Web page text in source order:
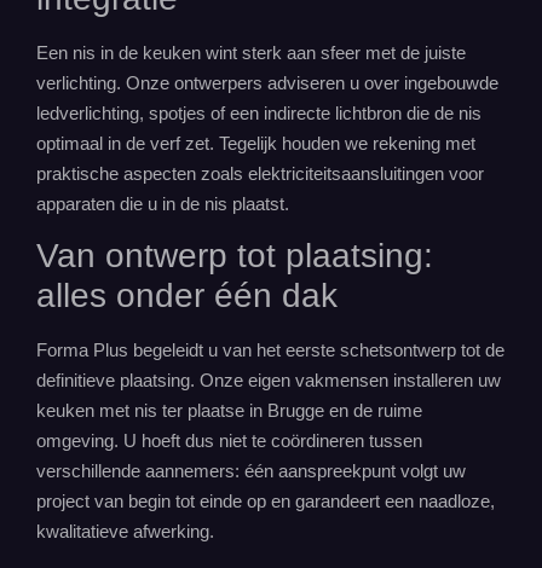
Een nis in de keuken wint sterk aan sfeer met de juiste
verlichting. Onze ontwerpers adviseren u over ingebouwde
ledverlichting, spotjes of een indirecte lichtbron die de nis
optimaal in de verf zet. Tegelijk houden we rekening met
praktische aspecten zoals elektriciteitsaansluitingen voor
apparaten die u in de nis plaatst.
Van ontwerp tot plaatsing:
alles onder één dak
Forma Plus begeleidt u van het eerste schetsontwerp tot de
definitieve plaatsing. Onze eigen vakmensen installeren uw
keuken met nis ter plaatse in Brugge en de ruime
omgeving. U hoeft dus niet te coördineren tussen
verschillende aannemers: één aanspreekpunt volgt uw
project van begin tot einde op en garandeert een naadloze,
kwalitatieve afwerking.